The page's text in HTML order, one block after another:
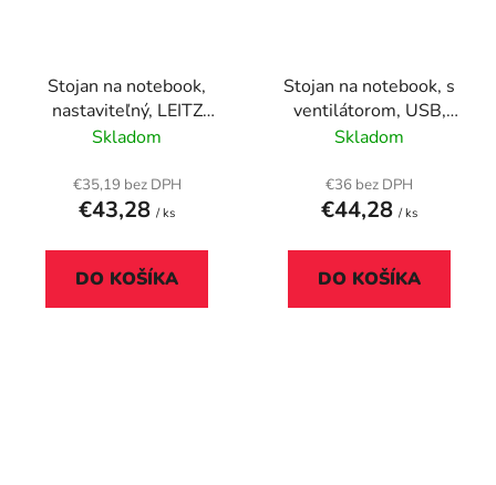
Stojan na notebook,
nastaviteľný, LEITZ
"Ergo"
Skladom
€35,19 bez DPH
€43,28 / ks
DO KOŠÍKA
Stojan na notebook, s
ventilátorom, USB,
TRUST "Azul"
Skladom
€36 bez DPH
€44,28 / ks
DO KOŠÍKA